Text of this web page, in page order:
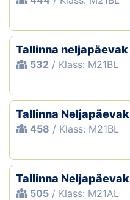
Tallinna neljapäevak
532 / Klass: M21BL
Tallinna Neljapäevak
458 / Klass: M21BL
Tallinna Neljapäevak
505 / Klass: M21AL